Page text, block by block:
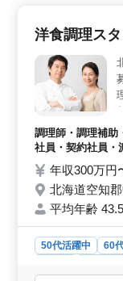
く、土曜午後や
給されるため、
知郡にあり、
安定した収入
万円で、賞与支
す。さらに雇用
れており、長期
す。
洋食調理スタ
調理師・調理補助
社員・契約社員・
年収300万
北海道空知
平均年齢
50代活躍中 60